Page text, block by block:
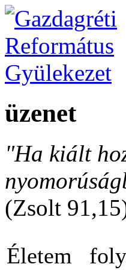
üzenet
"Ha kiált
(Zsolt
Életem